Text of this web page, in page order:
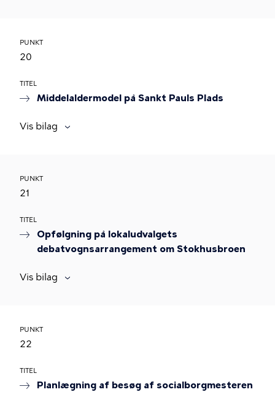
PUNKT
20
TITEL
Middelaldermodel på Sankt Pauls Plads
Vis bilag
PUNKT
21
TITEL
Opfølgning på lokaludvalgets
debatvognsarrangement om Stokhusbroen
Vis bilag
PUNKT
22
TITEL
Planlægning af besøg af socialborgmesteren